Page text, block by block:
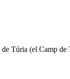
Túria (el Camp